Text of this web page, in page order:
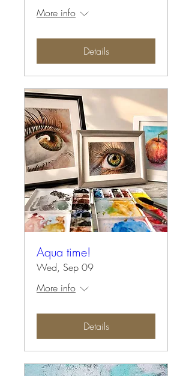
More info
Details
Aqua time!
Wed, Sep 09
More info
Details